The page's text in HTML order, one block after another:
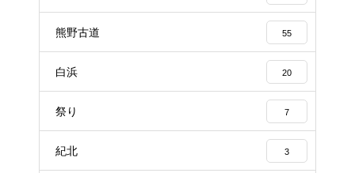
熊野古道 55
白浜 20
祭り 7
紀北 3